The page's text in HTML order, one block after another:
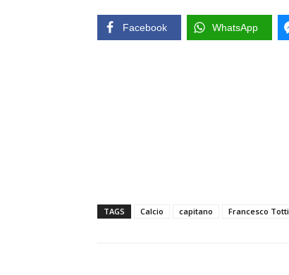
Facebook WhatsApp
TAGS Calcio capitano Francesco Totti